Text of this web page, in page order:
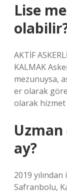
Lise
AKTİF
KALMAK
mezunuysa,
er olarak
olarak
ay?
2019
Safranbolu,